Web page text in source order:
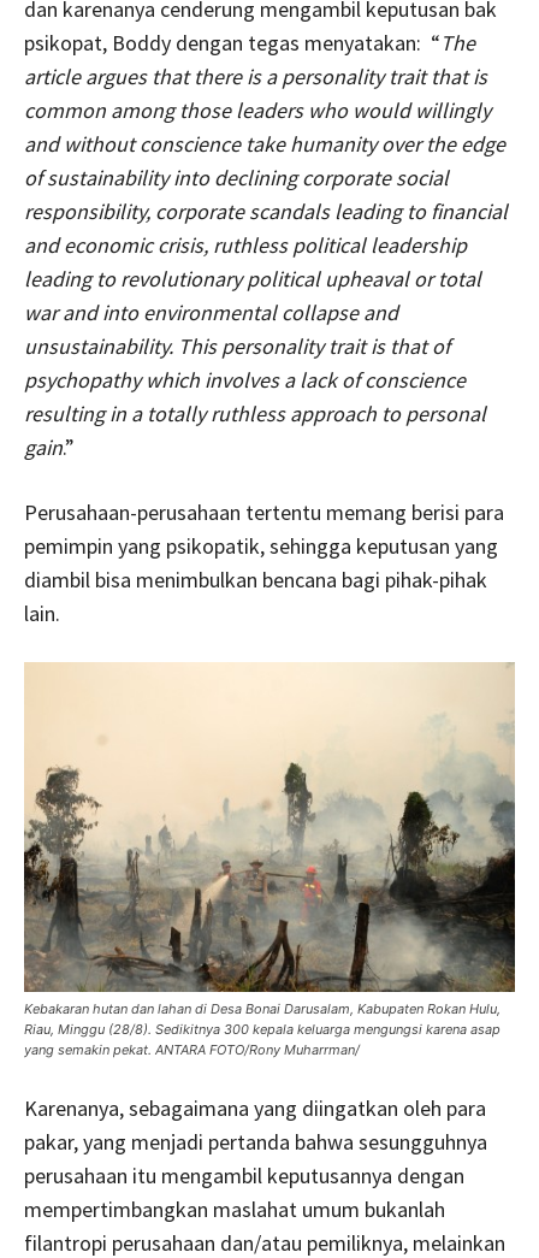
dan karenanya cenderung mengambil keputusan bak
psikopat, Boddy dengan tegas menyatakan: “The
article argues that there is a personality trait that is
common among those leaders who would willingly
and without conscience take humanity over the edge
of sustainability into declining corporate social
responsibility, corporate scandals leading to financial
and economic crisis, ruthless political leadership
leading to revolutionary political upheaval or total
war and into environmental collapse and
unsustainability. This personality trait is that of
psychopathy which involves a lack of conscience
resulting in a totally ruthless approach to personal
gain.”
Perusahaan-perusahaan tertentu memang berisi para
pemimpin yang psikopatik, sehingga keputusan yang
diambil bisa menimbulkan bencana bagi pihak-pihak
lain.
Kebakaran hutan dan lahan di Desa Bonai Darusalam, Kabupaten Rokan Hulu,
Riau, Minggu (28/8). Sedikitnya 300 kepala keluarga mengungsi karena asap
yang semakin pekat. ANTARA FOTO/Rony Muharrman/
Karenanya, sebagaimana yang diingatkan oleh para
pakar, yang menjadi pertanda bahwa sesungguhnya
perusahaan itu mengambil keputusannya dengan
mempertimbangkan maslahat umum bukanlah
filantropi perusahaan dan/atau pemiliknya, melainkan